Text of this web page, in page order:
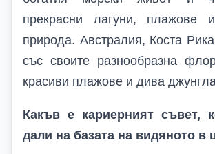
прекрасни лагуни, плажове
природа. Австралия, Коста
със своите разнообразна
красиви плажове и дива
Какъв е кариерният съвет,
дали на базата на видяното в